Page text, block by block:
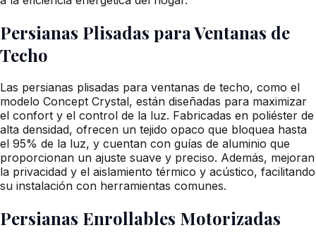
Persianas Plisadas para Ventanas de
Techo
Las persianas plisadas para ventanas de techo, como el
modelo Concept Crystal, están diseñadas para maximizar
el confort y el control de la luz. Fabricadas en poliéster de
alta densidad, ofrecen un tejido opaco que bloquea hasta
el 95% de la luz, y cuentan con guías de aluminio que
proporcionan un ajuste suave y preciso. Además, mejoran
la privacidad y el aislamiento térmico y acústico, facilitando
su instalación con herramientas comunes.
Persianas Enrollables Motorizadas